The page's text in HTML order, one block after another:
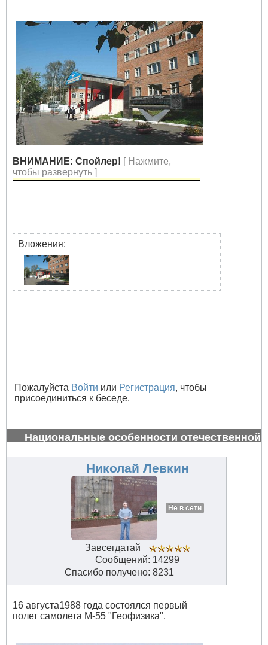
ВНИМАНИЕ: Спойлер! [ Нажмите,
чтобы развернуть ]
Вложения:
Пожалуйста Войти или Регистрация, чтобы
присоединиться к беседе.
Национальные особенности отечественной
Николай Левкин
Не в сети
Завсегдатай
Сообщений: 14299
Спасибо получено: 8231
16 августа1988 года состоялся первый
полет самолета М-55 "Геофизика".